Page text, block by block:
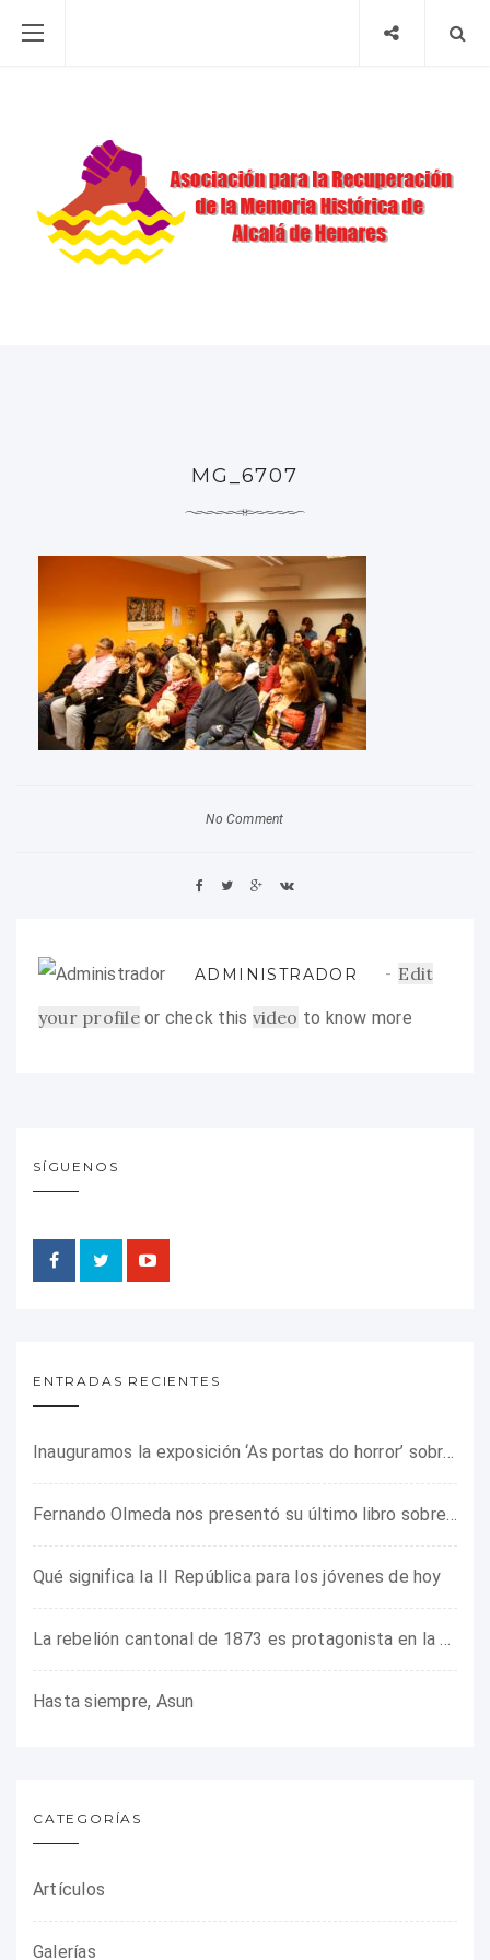
MG_6707
No Comment
ADMINISTRADOR
Edit
your profileor check this video to know more
SÍGUENOS
ENTRADAS RECIENTES
Inauguramos la exposición ‘As portas do horror’ sobre el campo de concentración franquista de Camposancos
Fernando Olmeda nos presentó su último libro sobre la fotógrafa Gerda Taro
Qué significa la II República para los jóvenes de hoy
La rebelión cantonal de 1873 es protagonista en la ARMHADH
Hasta siempre, Asun
CATEGORÍAS
Artículos
Galerías